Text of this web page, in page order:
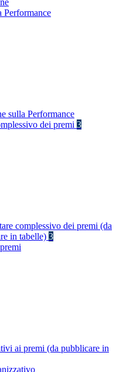
Performance
sulla Performance
dei premi 3
complessivo dei premi (da
in tabelle) 3
ai premi (da pubblicare in